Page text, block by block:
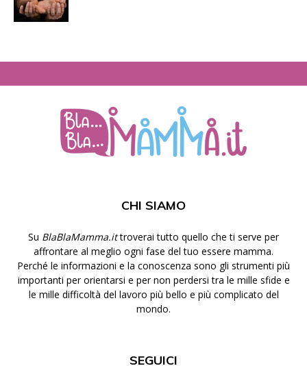
CHI SIAMO
Su BlaBlaMamma.ittroverai tutto quello che ti serve per
affrontare al meglio ogni fase del tuo essere mamma.
Perché le informazioni e la conoscenza sono gli strumenti più
importanti per orientarsi e per non perdersi tra le mille sfide e
le mille difficoltà del lavoro più bello e più complicato del
mondo.
SEGUICI